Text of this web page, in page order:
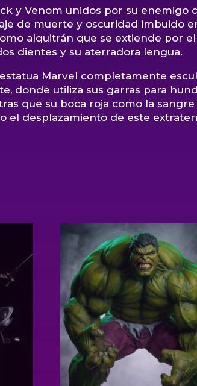
y Venom unidos por su enemigo
de muerte y oscuridad imbuido
alquitrán que se extiende por
dientes y su aterradora lengua.
Marvel completamente
donde utiliza sus garras para
que su boca roja como la
el desplazamiento de este